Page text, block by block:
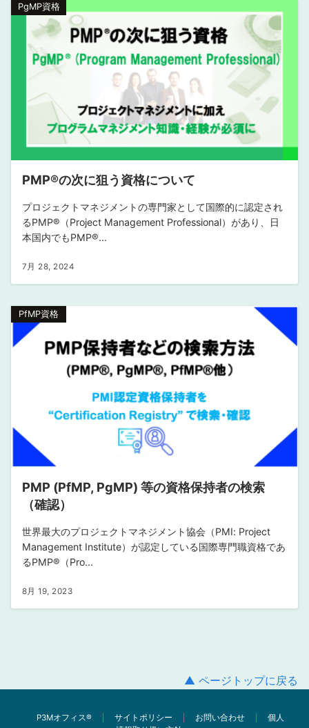
PgMP資格
PMP®︎の次に狙う資格について
プロジェクトマネジメントの専門家として国際的に認定され
るPMP®︎（Project Management Professional）があり、日
本国内でもPMP®...
7月 28, 2024
PfMP資格
PMP (PfMP, PgMP) 等の資格保持者の検索
（確認）
世界最大のプロジェクトマネジメント協会（PMI: Project
Management Institute）が認定している国際専門職資格であ
るPMP®︎（Pro...
8月 19, 2023
▲ ページトップに戻る
P3Mオフィス®︎ サイトポリシー お問い合わせ
個人